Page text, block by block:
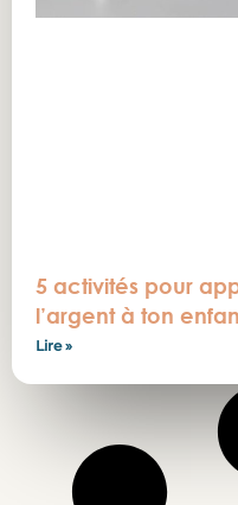
5 activités pour
l’argent à ton
Lire »